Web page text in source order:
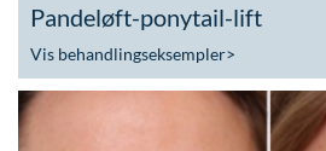
Pandeløft-ponytail-lift
Vis behandlingseksempler>